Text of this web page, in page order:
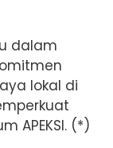
dalam
lokal di
APEKSI. (*)